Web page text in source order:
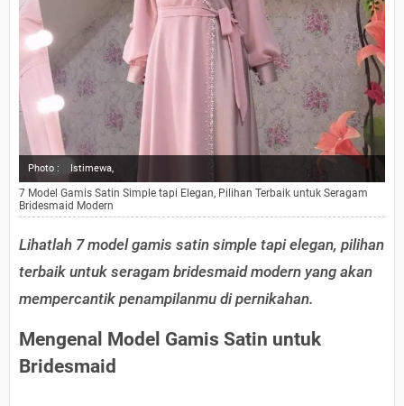
Photo : Istimewa,
7 Model Gamis Satin Simple tapi Elegan, Pilihan Terbaik untuk Seragam
Bridesmaid Modern
Lihatlah 7 model gamis satin simple tapi elegan, pilihan
terbaik untuk seragam bridesmaid modern yang akan
mempercantik penampilanmu di pernikahan.
Mengenal Model Gamis Satin untuk
Bridesmaid